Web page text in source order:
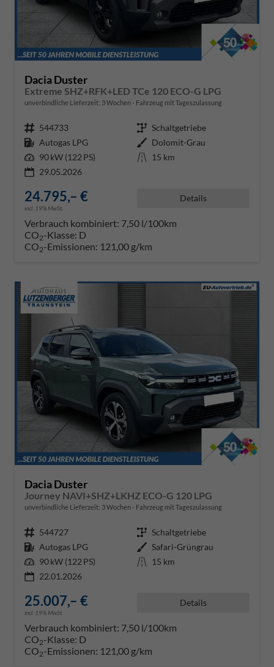
Dacia Duster
Extreme SHZ+RFK+LED TCe 120 ECO-G LPG
unverbindliche Lieferzeit: 3 Wochen Fahrzeug mit Tageszulassung
Fahrzeugnr. 544733 Getriebe Schaltgetriebe
Kraftstoff Autogas LPG Außenfarbe Dolomit-Grau
Leistung 90 kW (122 PS) Kilometerstand 15 km
29.05.2026
24.795,– €
incl. 19% MwSt.
Details
Verbrauch kombiniert: 7,50 l/100km
CO2-Klasse: D
CO2-Emissionen: 121,00 g/km
Dacia Duster
Journey NAVI+SHZ+LKHZ ECO-G 120 LPG
unverbindliche Lieferzeit: 3 Wochen Fahrzeug mit Tageszulassung
Fahrzeugnr. 544727 Getriebe Schaltgetriebe
Kraftstoff Autogas LPG Außenfarbe Safari-Grüngrau
Leistung 90 kW (122 PS) Kilometerstand 15 km
22.01.2026
25.007,– €
incl. 19% MwSt.
Details
Verbrauch kombiniert: 7,50 l/100km
CO2-Klasse: D
CO2-Emissionen: 121,00 g/km